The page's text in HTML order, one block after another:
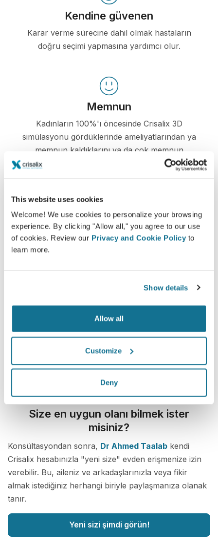
This website uses cookies
Welcome! We use cookies to personalize your browsing
experience. By clicking "Allow all," you agree to our use
of cookies. Review our Privacy and Cookie Policy to
learn more.
Show details
Allow all
Customize
Deny
Kendine güvenen
Karar verme sürecine dahil olmak hastaların
doğru seçimi yapmasına yardımcı olur.
Memnun
Kadınların 100%'ı öncesinde Crisalix 3D
simülasyonu gördüklerinde ameliyatlarından ya
memnun kaldıklarını ya da çok memnun
*Mayıs 2010 ile Eylül 2011 arasında İsviçre'de ameliyat olan
meme büyütme hastaları arasında çevrimiçi anket yapılmıştır.
Size en uygun olanı bilmek ister
misiniz?
Konsültasyondan sonra, Dr Ahmed Taalab kendi
Crisalix hesabınızla "yeni size" evden erişmenize izin
verebilir. Bu, aileniz ve arkadaşlarınızla veya fikir
almak istediğiniz herhangi biriyle paylaşmanıza olanak
tanır.
Yeni sizi şimdi görün!